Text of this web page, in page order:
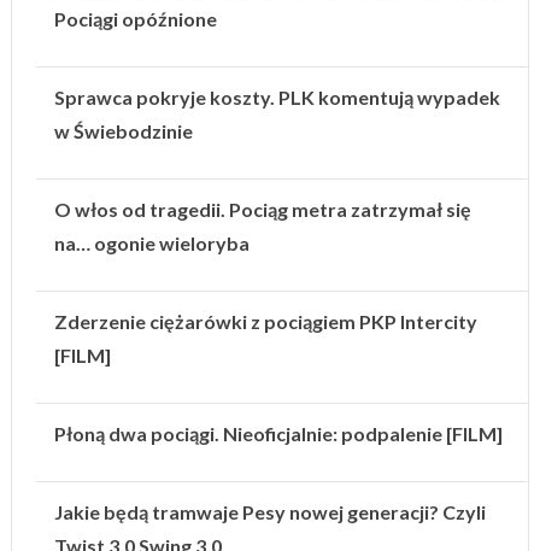
Pociągi opóźnione
Sprawca pokryje koszty. PLK komentują wypadek
w Świebodzinie
O włos od tragedii. Pociąg metra zatrzymał się
na… ogonie wieloryba
Zderzenie ciężarówki z pociągiem PKP Intercity
[FILM]
Płoną dwa pociągi. Nieoficjalnie: podpalenie [FILM]
Jakie będą tramwaje Pesy nowej generacji? Czyli
Twist 3.0 Swing 3.0